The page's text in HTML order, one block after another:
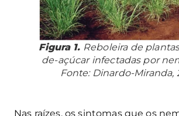
Figura 1. Reboleira de
de-açúcar infectadas por
Fonte: Dinardo-Miranda,
Nas raízes, os sintomas que os